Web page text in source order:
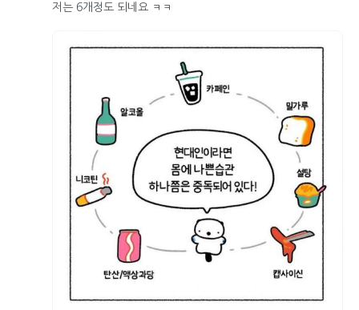
저는 6개정도 되네요 ㅋㅋ